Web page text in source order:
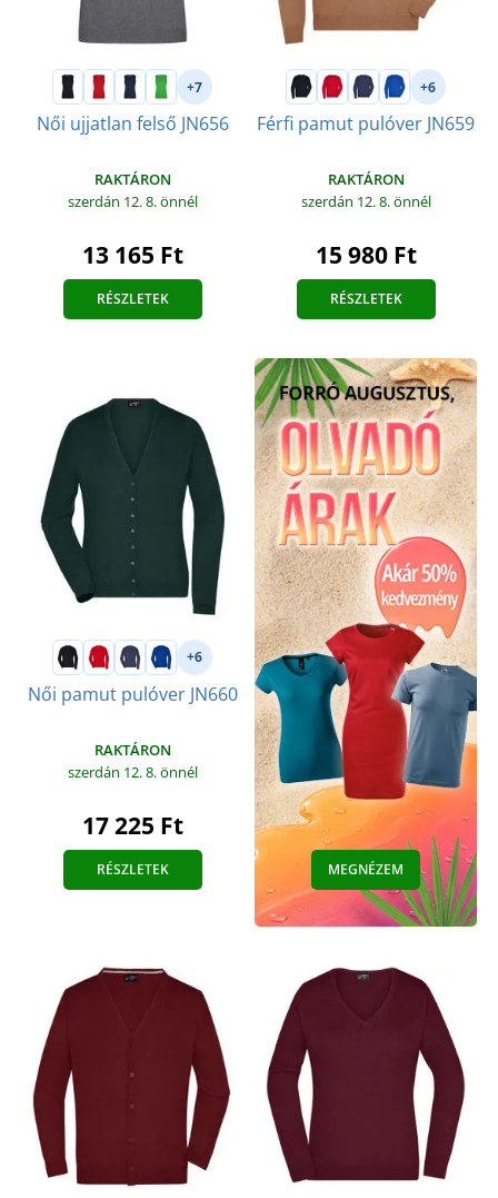
+7
Női ujjatlan felső JN656
RAKTÁRON
szerdán 12. 8.önnél
13 165 Ft
RÉSZLETEK
+6
Férfi pamut pulóver JN659
RAKTÁRON
szerdán 12. 8.önnél
15 980 Ft
RÉSZLETEK
+6
Női pamut pulóver JN660
RAKTÁRON
szerdán 12. 8.önnél
17 225 Ft
RÉSZLETEK MEGNÉZEM